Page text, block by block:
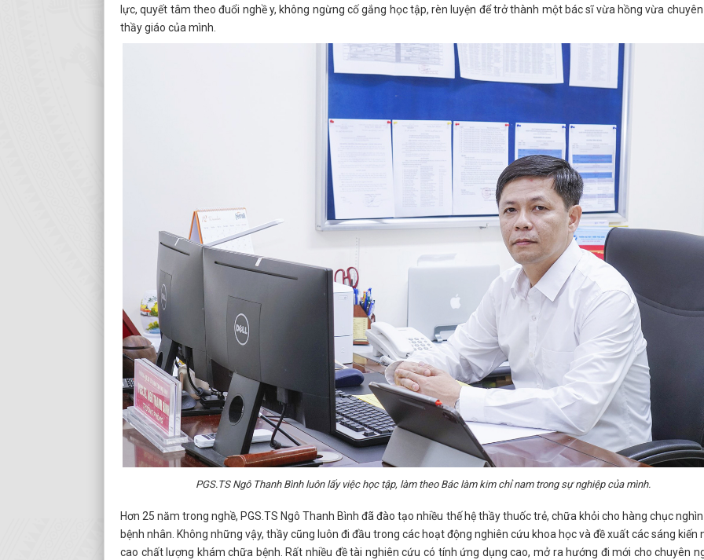
lực, quyết tâm theo đuổi nghề y, không ngừng cố gắng học tập, rèn luyện để trở thành một bác sĩ vừa hồng vừa
thầy giáo của mình.
PGS.TS Ngô Thanh Bình luôn lấy việc học tập, làm theo Bác làm kim chỉ nam trong sự nghiệp của mình.
Hơn 25 năm trong nghề, PGS.TS Ngô Thanh Bình đã đào tạo nhiều thế hệ thầy thuốc trẻ, chữa khỏi cho hàng chục
bệnh nhân. Không những vậy, thầy cũng luôn đi đầu trong các hoạt động nghiên cứu khoa học và đề xuất các sáng kiến
cao chất lượng khám chữa bệnh. Rất nhiều đề tài nghiên cứu có tính ứng dụng cao, mở ra hướng đi mới cho chuyên